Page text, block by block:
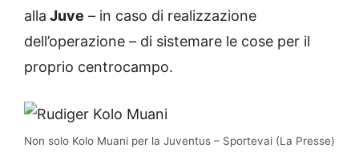
alla Juve – in caso di realizzazione
dell’operazione – di sistemare le cose per il
proprio centrocampo.
Non solo Kolo Muani per la Juventus – Sportevai (La Presse)